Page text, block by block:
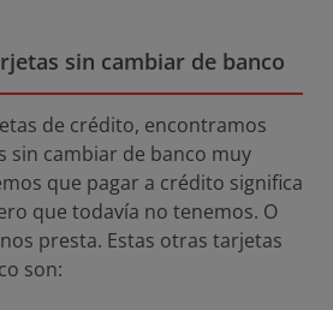
sin cambiar de banco
de crédito, encontramos
sin cambiar de banco muy
que pagar a crédito significa
que todavía no tenemos. O
presta. Estas otras tarjetas
son: